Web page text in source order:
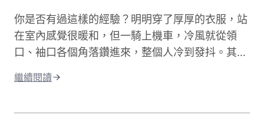
你是否有過這樣的經驗？明明穿了厚厚的衣服，站
在室內感覺很暖和，但一騎上機車，冷風就從領
口、袖口各個角落鑽進來，整個人冷到發抖。其實
護。台灣氣候的冬季雖然氣溫很少跌破0度，但
繼續閱讀